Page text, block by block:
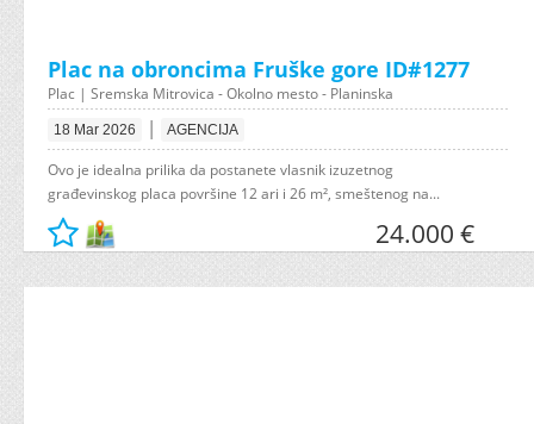
Plac na obroncima Fruške gore ID#1277
Plac | Sremska Mitrovica - Okolno mesto - Planinska
18 Mar 2026 | AGENCIJA
Ovo je idealna prilika da postanete vlasnik izuzetnog
građevinskog placa površine 12 ari i 26 m², smeštenog na...
24.000 €